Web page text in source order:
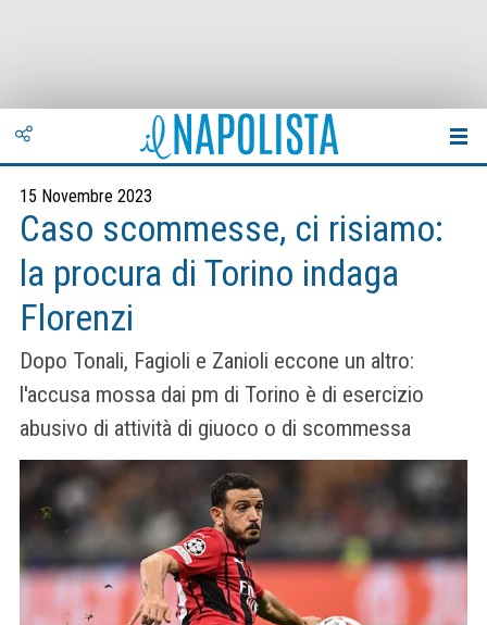
15 Novembre 2023
Caso scommesse, ci risiamo:
la procura di Torino indaga
Florenzi
Dopo Tonali, Fagioli e Zanioli eccone un altro:
l'accusa mossa dai pm di Torino è di esercizio
abusivo di attività di giuoco o di scommessa